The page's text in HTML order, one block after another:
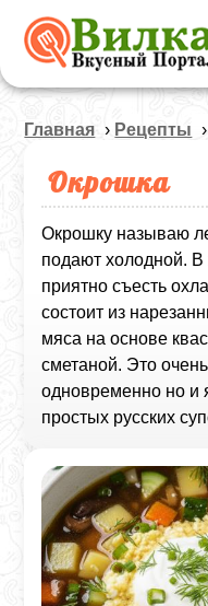
Главная › Рецепты ›
Окрошка
Окрошку называю
подают холодной. В
приятно съесть
состоит из
мяса на основе
сметаной. Это
одновременно но и
простых русских